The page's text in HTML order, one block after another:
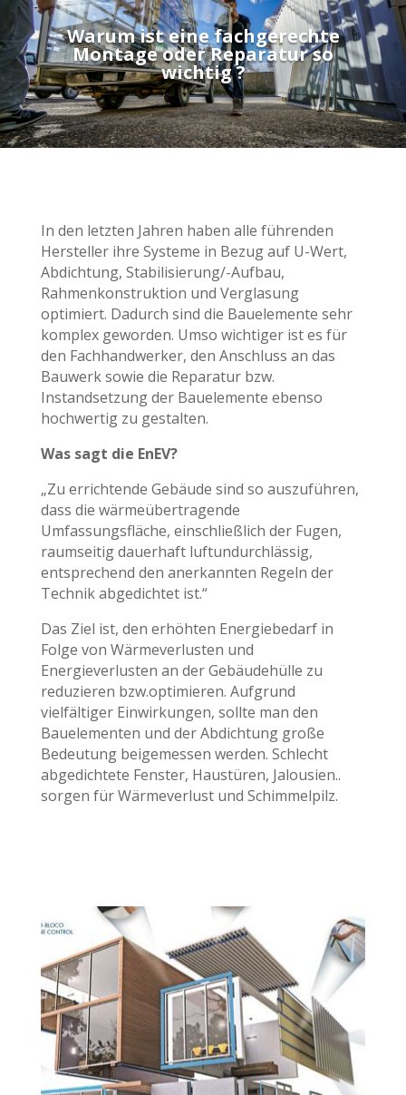
Warum ist eine fachgerechte
Montage oder Reparatur so
wichtig ?
In den letzten Jahren haben alle führenden
Hersteller ihre Systeme in Bezug auf U-Wert,
Abdichtung, Stabilisierung/-Aufbau,
Rahmenkonstruktion und Verglasung
optimiert. Dadurch sind die Bauelemente sehr
komplex geworden. Umso wichtiger ist es für
den Fachhandwerker, den Anschluss an das
Bauwerk sowie die Reparatur bzw.
Instandsetzung der Bauelemente ebenso
hochwertig zu gestalten.
Was sagt die EnEV?
„Zu errichtende Gebäude sind so auszuführen,
dass die wärmeübertragende
Umfassungsfläche, einschließlich der Fugen,
raumseitig dauerhaft luftundurchlässig,
entsprechend den anerkannten Regeln der
Technik abgedichtet ist.“
Das Ziel ist, den erhöhten Energiebedarf in
Folge von Wärmeverlusten und
Energieverlusten an der Gebäudehülle zu
reduzieren bzw.optimieren. Aufgrund
vielfältiger Einwirkungen, sollte man den
Bauelementen und der Abdichtung große
Bedeutung beigemessen werden. Schlecht
abgedichtete Fenster, Haustüren, Jalousien..
sorgen für Wärmeverlust und Schimmelpilz.